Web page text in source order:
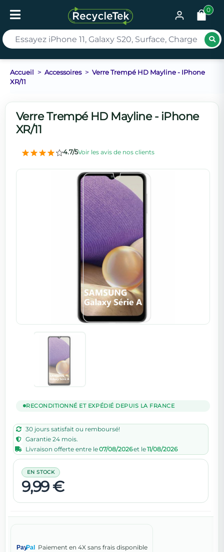
0
Accueil Accessoires
Verre Trempé HD Mayline - IPhone
XR/11
Verre Trempé HD Mayline - iPhone
XR/11
4.7/5Voir les avis de nos clients
RECONDITIONNÉ ET EXPÉDIÉ DEPUIS LA FRANCE
30 jours satisfait ou remboursé!
Garantie 24 mois.
Livraison offerte entre le07/08/2026et le11/08/2026
9,99 €
EN STOCK
PayPal Paiement en 4X sans frais disponible